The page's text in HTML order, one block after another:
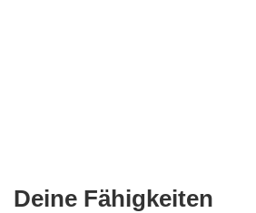
Deine Fähigkeiten